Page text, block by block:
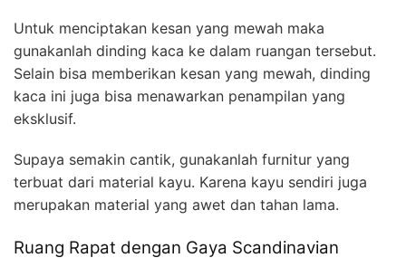
Untuk menciptakan kesan yang mewah maka
gunakanlah dinding kaca ke dalam ruangan tersebut.
Selain bisa memberikan kesan yang mewah, dinding
kaca ini juga bisa menawarkan penampilan yang
eksklusif.
Supaya semakin cantik, gunakanlah furnitur yang
terbuat dari material kayu. Karena kayu sendiri juga
merupakan material yang awet dan tahan lama.
Ruang Rapat dengan Gaya Scandinavian